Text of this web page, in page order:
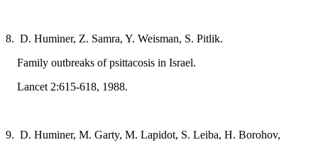
8. D. Huminer, Z. Samra, Y. Weisman, S. Pitlik.
Family outbreaks of psittacosis in Israel.
Lancet 2:615-618, 1988.
9. D. Huminer, M. Garty, M. Lapidot, S. Leiba, H. Borohov,